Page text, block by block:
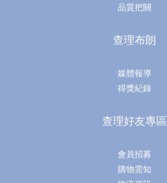
品質把關
查理布朗
媒體報導
得獎紀錄
查理好友專區
會員招募
購物需知